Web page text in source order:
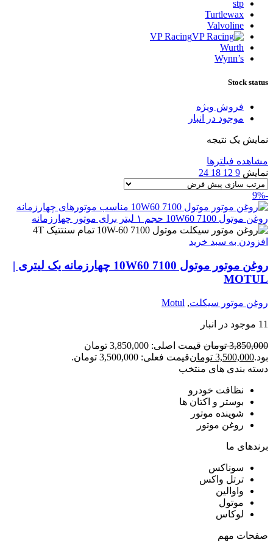
stp
Turtlewax
Valvoline
VP Racing
Wurth
Wynn’s
Stock status
فروش ویژه
موجود در انبار
نمایش یک نتیجه
مشاهده فیلترها
نمایش 9
12
18
24
-9%
افزودن به سبد خرید
روغن موتور موتول 7100 10W60 چهارزمانه یک لیتری |
MOTUL
روغن موتور سیکلت,
Motul
11 موجود در انبار
3,850,000 تومان
قیمت اصلی: 3,850,000 تومان
بود.3,500,000 تومانقیمت فعلی: 3,500,000 تومان.
دسته بندی های منتخب
نظافت خودرو
بوستر و اکتان ها
شوینده موتور
روغن موتور
برندهای ما
سوناکس
ترتل واکس
واوالین
موتول
لوکاس
صفحات مهم